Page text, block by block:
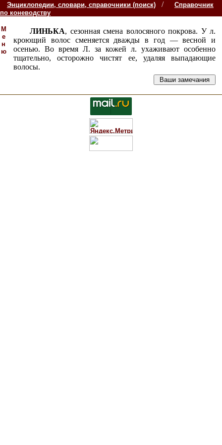
Энциклопедии, словари, справочники (поиск) /
Справочник
по коневодству
М
е
н
ю
ЛИНЬКА, сезонная смена волосяного покрова. У л.
кроющий волос сменяется дважды в год — весной и
осенью. Во время Л. за кожей л. ухаживают особенно
тщательно, осторожно чистят ее, удаляя выпадающие
волосы.